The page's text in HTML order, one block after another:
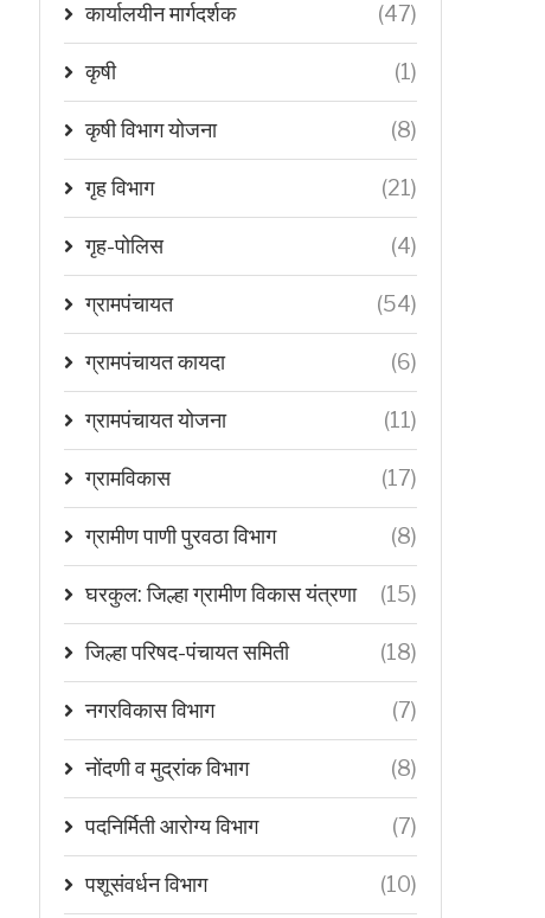
कार्यालयीन मार्गदर्शक (47)
कृषी (1)
कृषी विभाग योजना (8)
गृह विभाग (21)
गृह-पोलिस (4)
ग्रामपंचायत (54)
ग्रामपंचायत कायदा (6)
ग्रामपंचायत योजना (11)
ग्रामविकास (17)
ग्रामीण पाणी पुरवठा विभाग (8)
घरकुल: जिल्हा ग्रामीण विकास यंत्रणा (15)
जिल्हा परिषद-पंचायत समिती (18)
नगरविकास विभाग (7)
नोंदणी व मुद्रांक विभाग (8)
पदनिर्मिती आरोग्य विभाग (7)
पशूसंवर्धन विभाग (10)